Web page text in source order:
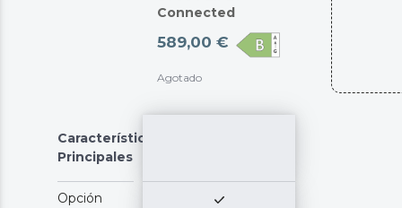
del ciclo con Delay Start y consigue resultados
impecables en menos tiempo gracias a la función Extra
Connected
589,00 €
Agotado
Características
Principales
Opción